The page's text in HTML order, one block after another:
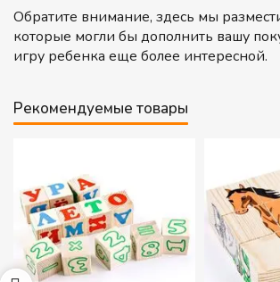
Обратите внимание, здесь мы
которые могли бы дополнить вашу
игру ребенка еще более интересной.
Рекомендуемые товары